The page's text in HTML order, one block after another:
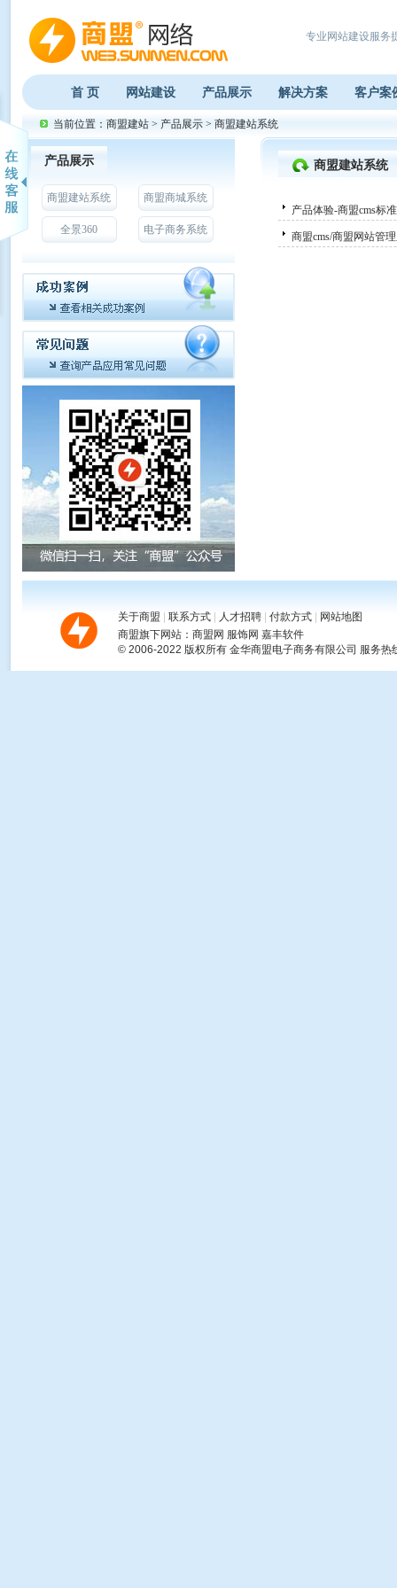
专业网站建设服务
首 页 网站建设 产品展示 解决方案 客户案
当前位置： 商盟建站 > 产品展示 > 商盟建站系统
商盟建站系统
产品体验-商盟cms标
商盟cms/商盟网站管
产品展示
商盟建站系统 商盟商城系统
全景360 电子商务系统
 关于商盟 联系方式 人才招聘 付款方式
网站地图
商盟旗下网站： 商盟网 服饰网 嘉丰软件
© 2006-2022 版权所有 金华商盟电子商务有限公司 服务热